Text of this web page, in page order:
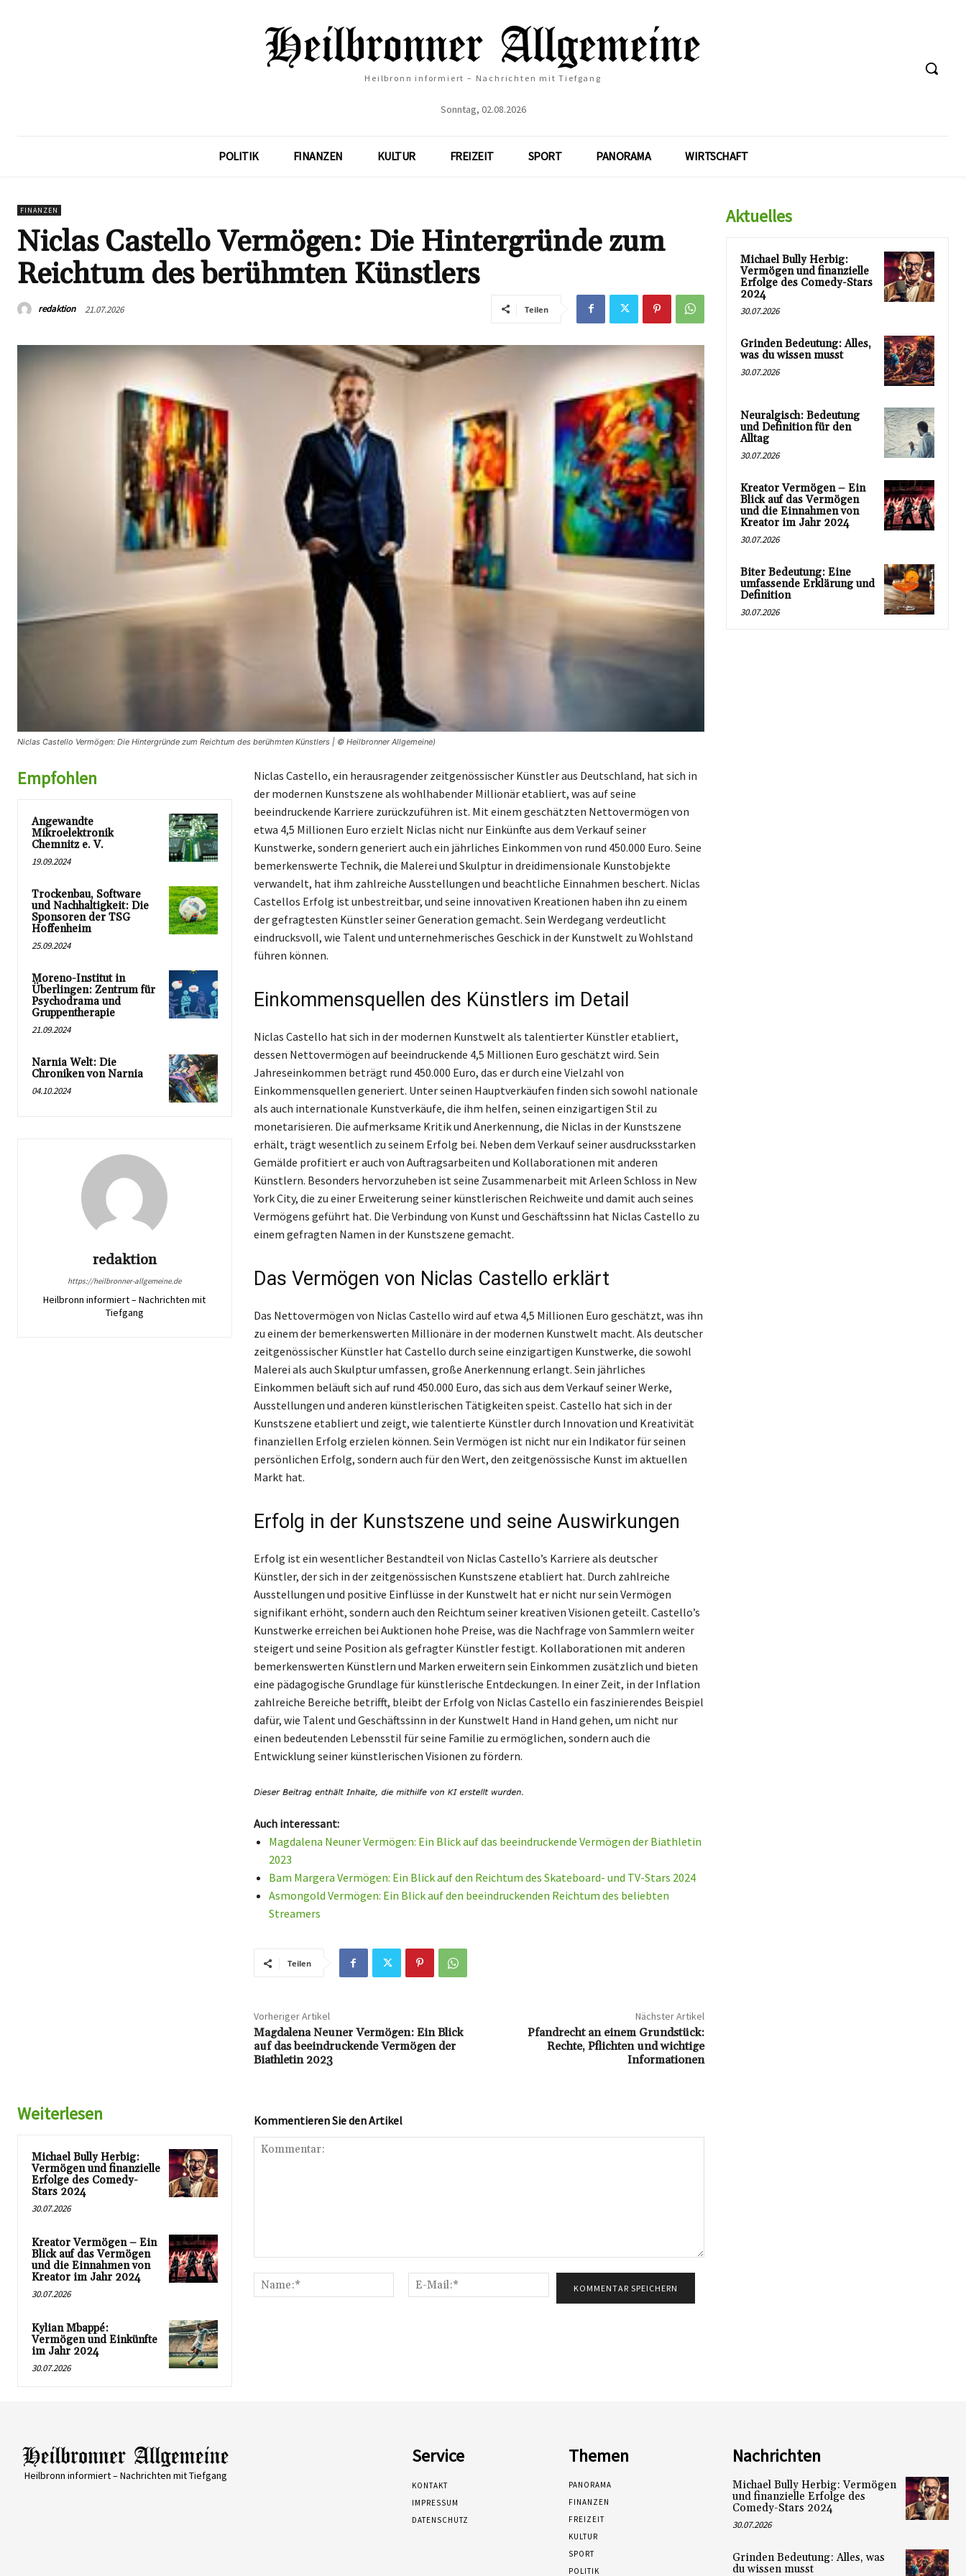
Heilbronn informiert – Nachrichten mit Tiefgang
Sonntag, 02.08.2026
POLITIK FINANZEN KULTUR FREIZEIT SPORT PANORAMA WIRTSCHAFT
FINANZEN
Niclas Castello Vermögen: Die Hintergründe zum
Reichtum des berühmten Künstlers
redaktion 21.07.2026 Teilen
Niclas Castello Vermögen: Die Hintergründe zum Reichtum des berühmten Künstlers | © Heilbronner Allgemeine)
Empfohlen
Angewandte
Mikroelektronik
Chemnitz e. V.
19.09.2024
Trockenbau, Software
und Nachhaltigkeit: Die
Sponsoren der TSG
Hoffenheim
25.09.2024
Moreno-Institut in
Überlingen: Zentrum für
Psychodrama und
Gruppentherapie
21.09.2024
Narnia Welt: Die
Chroniken von Narnia
04.10.2024
redaktion
https://heilbronner-allgemeine.de
Heilbronn informiert – Nachrichten mit
Tiefgang
Niclas Castello, ein herausragender zeitgenössischer Künstler aus Deutschland, hat sich in
der modernen Kunstszene als wohlhabender Millionär etabliert, was auf seine
beeindruckende Karriere zurückzuführen ist. Mit einem geschätzten Nettovermögen von
etwa 4,5 Millionen Euro erzielt Niclas nicht nur Einkünfte aus dem Verkauf seiner
Kunstwerke, sondern generiert auch ein jährliches Einkommen von rund 450.000 Euro. Seine
bemerkenswerte Technik, die Malerei und Skulptur in dreidimensionale Kunstobjekte
verwandelt, hat ihm zahlreiche Ausstellungen und beachtliche Einnahmen beschert. Niclas
Castellos Erfolg ist unbestreitbar, und seine innovativen Kreationen haben ihn zu einem
der gefragtesten Künstler seiner Generation gemacht. Sein Werdegang verdeutlicht
eindrucksvoll, wie Talent und unternehmerisches Geschick in der Kunstwelt zu Wohlstand
führen können.
Einkommensquellen des Künstlers im Detail
Niclas Castello hat sich in der modernen Kunstwelt als talentierter Künstler etabliert,
dessen Nettovermögen auf beeindruckende 4,5 Millionen Euro geschätzt wird. Sein
Jahreseinkommen beträgt rund 450.000 Euro, das er durch eine Vielzahl von
Einkommensquellen generiert. Unter seinen Hauptverkäufen finden sich sowohl nationale
als auch internationale Kunstverkäufe, die ihm helfen, seinen einzigartigen Stil zu
monetarisieren. Die aufmerksame Kritik und Anerkennung, die Niclas in der Kunstszene
erhält, trägt wesentlich zu seinem Erfolg bei. Neben dem Verkauf seiner ausdrucksstarken
Gemälde profitiert er auch von Auftragsarbeiten und Kollaborationen mit anderen
Künstlern. Besonders hervorzuheben ist seine Zusammenarbeit mit Arleen Schloss in New
York City, die zu einer Erweiterung seiner künstlerischen Reichweite und damit auch seines
Vermögens geführt hat. Die Verbindung von Kunst und Geschäftssinn hat Niclas Castello zu
einem gefragten Namen in der Kunstszene gemacht.
Das Vermögen von Niclas Castello erklärt
Das Nettovermögen von Niclas Castello wird auf etwa 4,5 Millionen Euro geschätzt, was ihn
zu einem der bemerkenswerten Millionäre in der modernen Kunstwelt macht. Als deutscher
zeitgenössischer Künstler hat Castello durch seine einzigartigen Kunstwerke, die sowohl
Malerei als auch Skulptur umfassen, große Anerkennung erlangt. Sein jährliches
Einkommen beläuft sich auf rund 450.000 Euro, das sich aus dem Verkauf seiner Werke,
Ausstellungen und anderen künstlerischen Tätigkeiten speist. Castello hat sich in der
Kunstszene etabliert und zeigt, wie talentierte Künstler durch Innovation und Kreativität
finanziellen Erfolg erzielen können. Sein Vermögen ist nicht nur ein Indikator für seinen
persönlichen Erfolg, sondern auch für den Wert, den zeitgenössische Kunst im aktuellen
Markt hat.
Erfolg in der Kunstszene und seine Auswirkungen
Erfolg ist ein wesentlicher Bestandteil von Niclas Castello’s Karriere als deutscher
Künstler, der sich in der zeitgenössischen Kunstszene etabliert hat. Durch zahlreiche
Ausstellungen und positive Einflüsse in der Kunstwelt hat er nicht nur sein Vermögen
signifikant erhöht, sondern auch den Reichtum seiner kreativen Visionen geteilt. Castello’s
Kunstwerke erreichen bei Auktionen hohe Preise, was die Nachfrage von Sammlern weiter
steigert und seine Position als gefragter Künstler festigt. Kollaborationen mit anderen
bemerkenswerten Künstlern und Marken erweitern sein Einkommen zusätzlich und bieten
eine pädagogische Grundlage für künstlerische Entdeckungen. In einer Zeit, in der Inflation
zahlreiche Bereiche betrifft, bleibt der Erfolg von Niclas Castello ein faszinierendes Beispiel
dafür, wie Talent und Geschäftssinn in der Kunstwelt Hand in Hand gehen, um nicht nur
einen bedeutenden Lebensstil für seine Familie zu ermöglichen, sondern auch die
Entwicklung seiner künstlerischen Visionen zu fördern.
Auch interessant:
Magdalena Neuner Vermögen: Ein Blick auf das beeindruckende Vermögen der Biathletin
2023
Bam Margera Vermögen: Ein Blick auf den Reichtum des Skateboard- und TV-Stars 2024
Asmongold Vermögen: Ein Blick auf den beeindruckenden Reichtum des beliebten
Streamers
Teilen
Vorheriger Artikel
Magdalena Neuner Vermögen: Ein Blick
auf das beeindruckende Vermögen der
Biathletin 2023
Nächster Artikel
Pfandrecht an einem Grundstück:
Rechte, Pflichten und wichtige
Informationen
Weiterlesen
Michael Bully Herbig:
Vermögen und finanzielle
Erfolge des Comedy-
Stars 2024
30.07.2026
Kreator Vermögen – Ein
Blick auf das Vermögen
und die Einnahmen von
Kreator im Jahr 2024
30.07.2026
Kylian Mbappé:
Vermögen und Einkünfte
im Jahr 2024
30.07.2026
Kommentieren Sie den Artikel
Name:*
Mail:*
Aktuelles
Michael Bully Herbig:
Vermögen und finanzielle
Erfolge des Comedy-Stars
2024
30.07.2026
Grinden Bedeutung: Alles,
was du wissen musst
30.07.2026
Neuralgisch: Bedeutung
und Definition für den
Alltag
30.07.2026
Kreator Vermögen – Ein
Blick auf das Vermögen
und die Einnahmen von
Kreator im Jahr 2024
30.07.2026
Biter Bedeutung: Eine
umfassende Erklärung und
Definition
30.07.2026
Heilbronn informiert – Nachrichten mit Tiefgang
Service
KONTAKT
IMPRESSUM
DATENSCHUTZ
Themen
PANORAMA
FINANZEN
FREIZEIT
KULTUR
SPORT
POLITIK
Nachrichten
Michael Bully Herbig: Vermögen
und finanzielle Erfolge des
Comedy-Stars 2024
30.07.2026
Grinden Bedeutung: Alles, was
du wissen musst